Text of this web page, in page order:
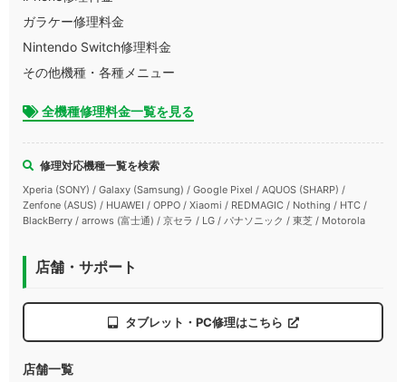
ガラケー修理料金
Nintendo Switch修理料金
その他機種・各種メニュー
全機種修理料金一覧を見る
修理対応機種一覧を検索
Xperia (SONY) / Galaxy (Samsung) / Google Pixel / AQUOS (SHARP) /
Zenfone (ASUS) / HUAWEI / OPPO / Xiaomi / REDMAGIC / Nothing / HTC /
BlackBerry / arrows (富士通) / 京セラ / LG / パナソニック / 東芝 / Motorola
店舗・サポート
タブレット・PC修理はこちら
店舗一覧